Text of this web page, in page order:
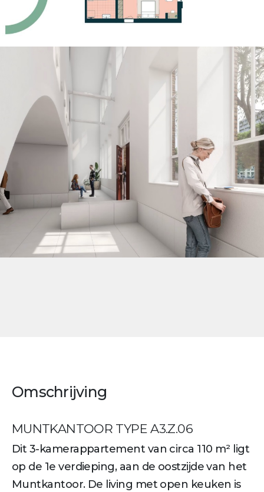
Omschrijving
MUNTKANTOOR TYPE A3.Z.06
Dit 3-kamerappartement van circa 110 m² ligt
op de 1e verdieping, aan de oostzijde van het
Muntkantoor. De living met open keuken is